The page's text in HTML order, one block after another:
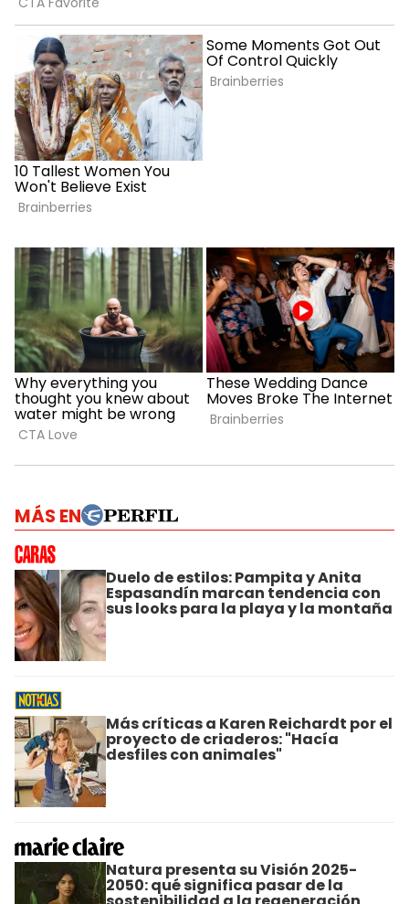
MÁS EN
Duelo de estilos: Pampita y Anita
Espasandín marcan tendencia con
sus looks para la playa y la montaña
Más críticas a Karen Reichardt por el
proyecto de criaderos: "Hacía
desfiles con animales"
Natura presenta su Visión 2025-
2050: qué significa pasar de la